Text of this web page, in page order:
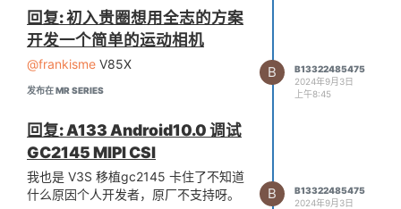
typedef struct Command
{
const char* strCommand;
int nCommandId;
}Command;
show help message.
#define COMMAND_QUIT 0x2 //* quit
this program.
#define COMMAND_SET_SOURCE
(squashfs_bio_submit) from
[<c02615c8>] (__squashfs_rea
d_data+0xbc/0x1d0)
[ 1351.202811] [<c02615c8>]
[<c02617a0>] (squashfs_read_
[ 1351.283075] [<c02617a0>]
rom [<c0264ebc>] (squashfs_r
eadpages_block+0x370/0x384)
[ 1351.372827] [<c0264ebc>]
回复: 初入贵圈想用全志的方案
开发一个简单的运动相机
@frankisme V85X
发布在 MR SERIES
B
B13322485475
2024年9月3日
上午8:45
回复: A133 Android10.0 调试
GC2145 MIPI CSI
我也是 V3S 移植gc2145 卡住了不知道
什么原因个人开发者，原厂不支持呀。
B
B13322485475
2024年9月3日